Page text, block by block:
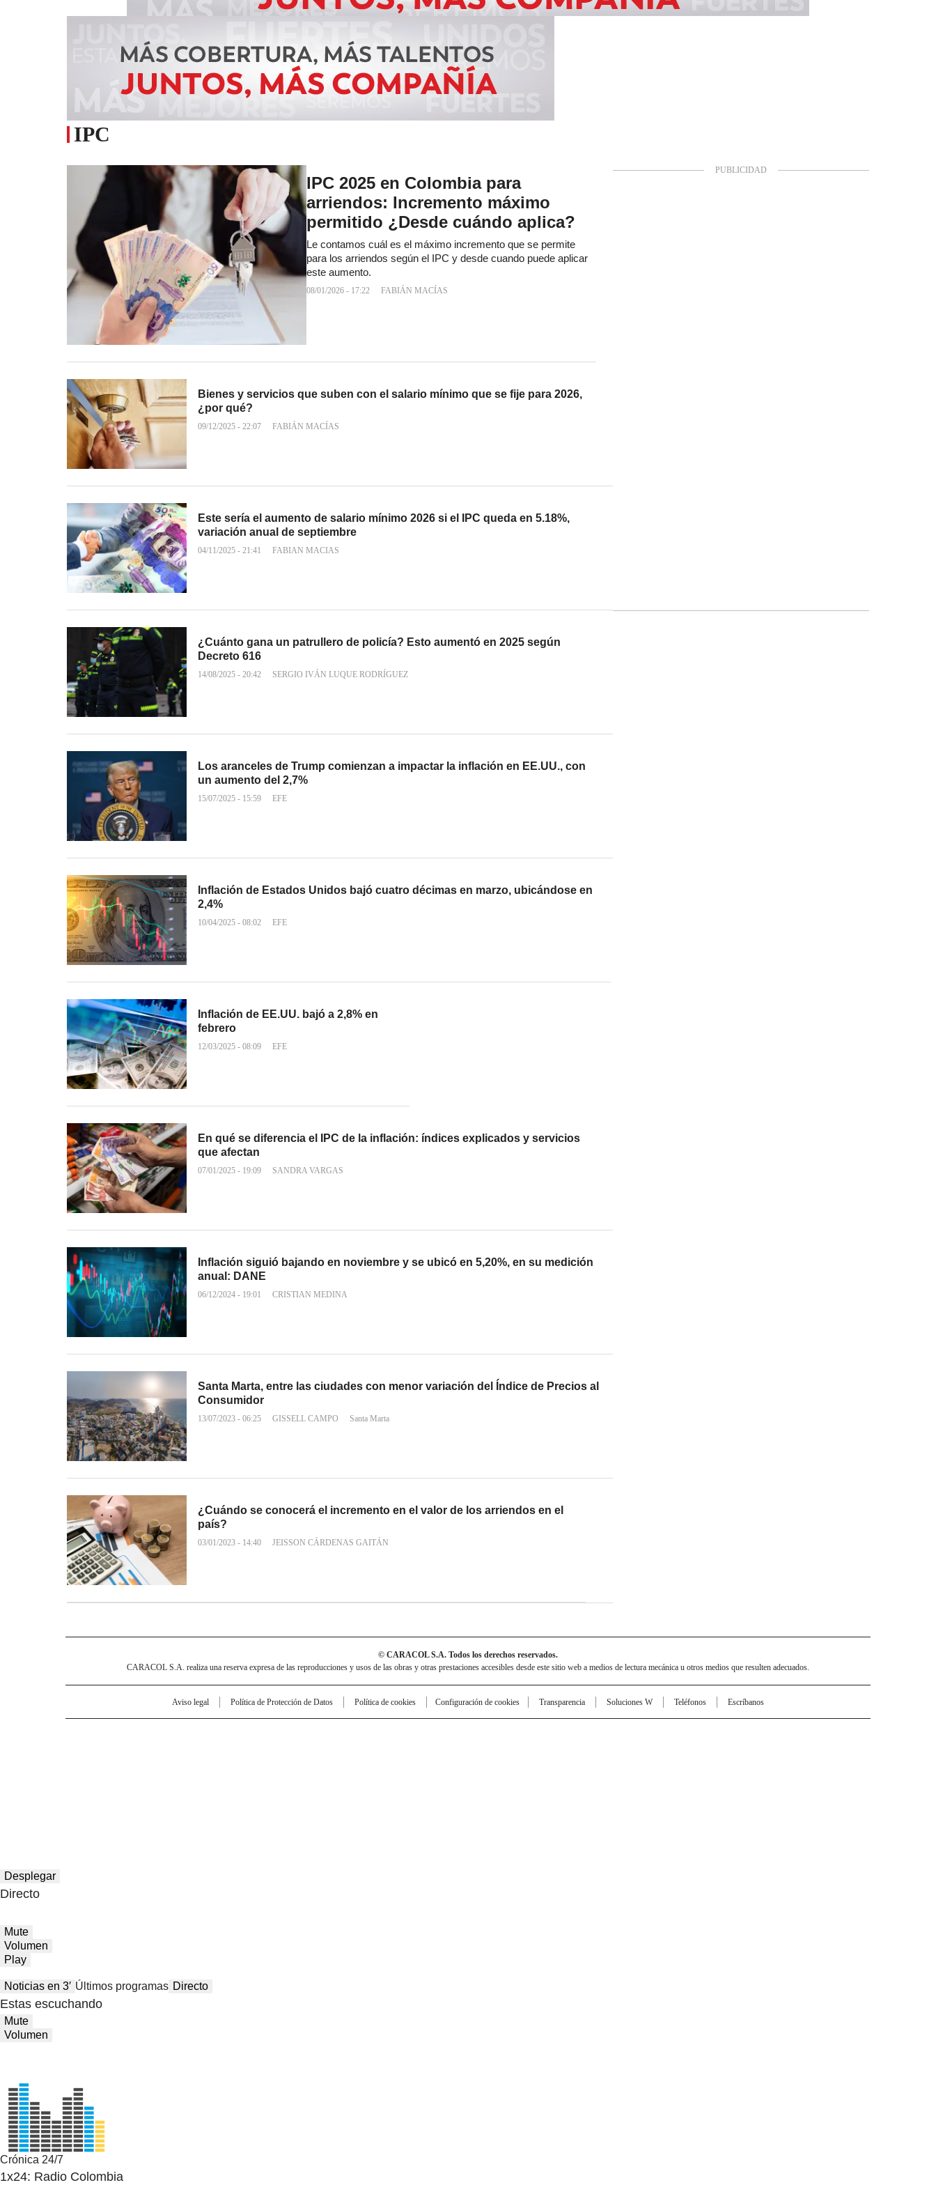
IPC
IPC 2025 en Colombia para
arriendos: Incremento máximo
permitido ¿Desde cuándo aplica?
Le contamos cuál es el máximo incremento que se permite
para los arriendos según el IPC y desde cuando puede aplicar
este aumento.
08/01/2026 - 17:22 FABIÁN MACÍAS
Bienes y servicios que suben con el salario mínimo que se fije para 2026,
¿por qué?
09/12/2025 - 22:07 FABIÁN MACÍAS
Este sería el aumento de salario mínimo 2026 si el IPC queda en 5.18%,
variación anual de septiembre
04/11/2025 - 21:41 FABIAN MACIAS
¿Cuánto gana un patrullero de policía? Esto aumentó en 2025 según
Decreto 616
14/08/2025 - 20:42 SERGIO IVÁN LUQUE RODRÍGUEZ
Los aranceles de Trump comienzan a impactar la inflación en EE.UU., con
un aumento del 2,7%
15/07/2025 - 15:59 EFE
Inflación de Estados Unidos bajó cuatro décimas en marzo, ubicándose en
2,4%
10/04/2025 - 08:02 EFE
Inflación de EE.UU. bajó a 2,8% en
febrero
12/03/2025 - 08:09 EFE
En qué se diferencia el IPC de la inflación: índices explicados y servicios
que afectan
07/01/2025 - 19:09 SANDRA VARGAS
Inflación siguió bajando en noviembre y se ubicó en 5,20%, en su medición
anual: DANE
06/12/2024 - 19:01 CRISTIAN MEDINA
Santa Marta, entre las ciudades con menor variación del Índice de Precios al
Consumidor
13/07/2023 - 06:25 GISSELL CAMPO Santa Marta
¿Cuándo se conocerá el incremento en el valor de los arriendos en el
país?
03/01/2023 - 14:40 JEISSON CÁRDENAS GAITÁN
© CARACOL S.A. Todos los derechos reservados.
CARACOL S.A. realiza una reserva expresa de las reproducciones y usos de las obras y otras prestaciones accesibles desde este sitio web a medios de lectura mecánica u otros medios que resulten adecuados.
Aviso legal Política de Protección de Datos Política de cookies Configuración de cookies Transparencia Soluciones W Teléfonos Escríbanos
Desplegar
Directo
Mute
Volumen
Play
Noticias en 3′ Últimos programas Directo
Estas escuchando
Mute
Volumen
Crónica 24/7
1x24: Radio Colombia